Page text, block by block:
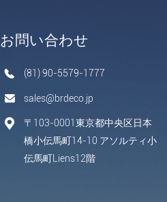
お問い合わせ
(81) 90-5579-1777
sales@brdeco.jp
〒103-0001東京都中央区日本
橋小伝馬町14-10 アソルティ小
伝馬町Liens12階